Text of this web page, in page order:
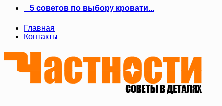
5 советов по выбору кровати...
Главная
Контакты